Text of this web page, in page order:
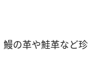
の革や鮭革など珍